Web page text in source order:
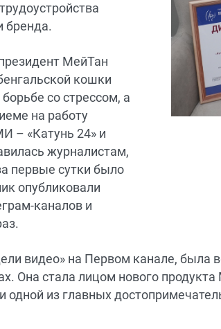
бренда.
МейТан
кошки
со стрессом, а
на работу
– «Катунь 24» и
журналистам,
первые сутки было
опубликовали
каналов и
видео» на Первом канале, была
Она стала лицом нового продукта
из главных